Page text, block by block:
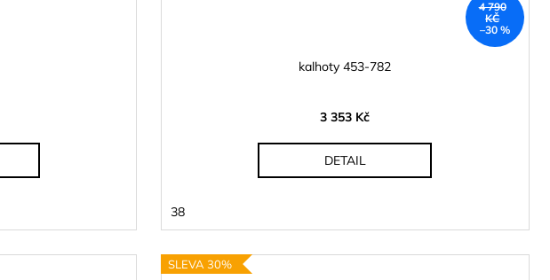
4 790
KČ
–30 %
kalhoty 453-782
3 353 Kč
DETAIL
38
SLEVA 30%